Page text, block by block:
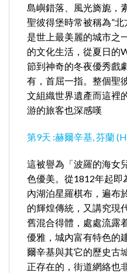
島嶼錯落、風光旖旎，
聖彼得堡時常被稱為”北
是世上最美麗的城市之
的文化生活，從夏日的
節到神奇的冬夜優秀戲
有，首屈一指。整個聖
文組織世界遺產而這裡
游的旅客也深感嘆
第9天 :赫爾辛基, 芬蘭
這被譽為「波羅的海女
色優美。從1812年起即
內湖泊星羅棋布，遍布
的輝煌傳統，又講究現
舊混合得體，處處流露
優雅，城內富有特色的
爾辛基與其它的歷史古
正存在的，街道網絡也